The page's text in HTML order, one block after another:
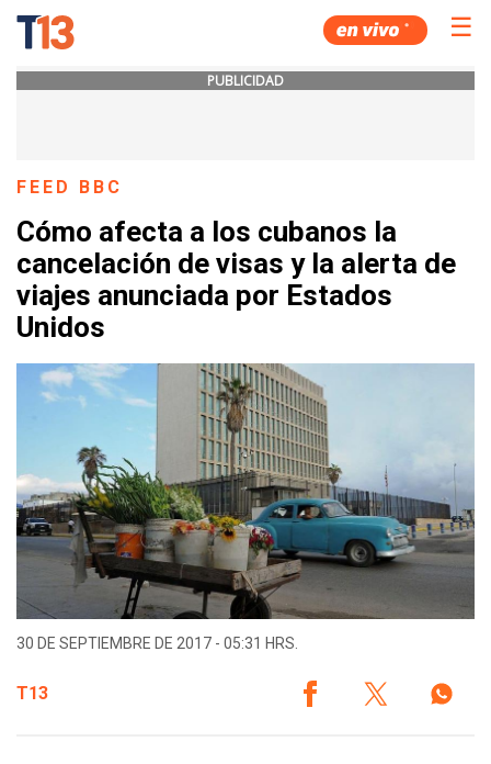
☰
PUBLICIDAD
FEED BBC
Cómo afecta a los cubanos la
cancelación de visas y la alerta de
viajes anunciada por Estados
Unidos
30 DE SEPTIEMBRE DE 2017 - 05:31 HRS.
T13